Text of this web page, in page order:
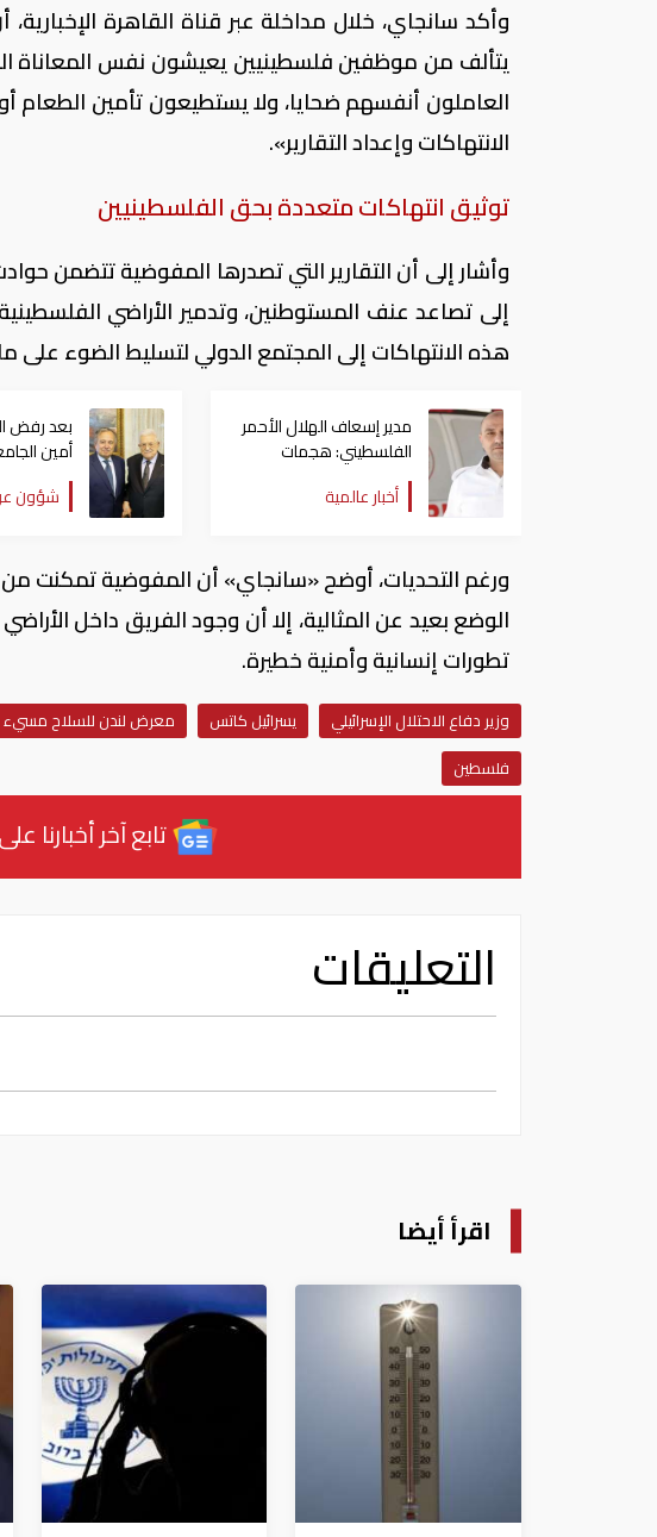
وأكد سانجاي، خلال مداخلة عبر قناة القاهرة
يتألف من موظفين فلسطينيين يعيشون نفس المعاناة
العاملون أنفسهم ضحايا، ولا يستطيعون تأمين الطعام
الانتهاكات وإعداد التقارير».
توثيق انتهاكات متعددة بحق الفلسطينيين
وأشار إلى أن التقارير التي تصدرها المفوضية تتضمن
إلى تصاعد عنف المستوطنين، وتدمير الأراضي
هذه الانتهاكات إلى المجتمع الدولي لتسليط الضوء على
مدير إسعاف الهلال الأحمر
الفلسطيني: هجمات
المستوطنين العنيفة على
بلدات الضفة الغربية لا
أخبار عالمية
بعد رفض
أمين
يلتقي
في الأردن
شؤون
ورغم التحديات، أوضح «سانجاي» أن المفوضية تمكنت من
الوضع بعيد عن المثالية، إلا أن وجود الفريق داخل
تطورات إنسانية وأمنية خطيرة.
وزير دفاع الاحتلال الإسرائيلي يسرائيل كاتس معرض لندن للسلاح مسيء
فلسطين
تابع آخر أخبارنا
التعليقات
اقرأ أيضا